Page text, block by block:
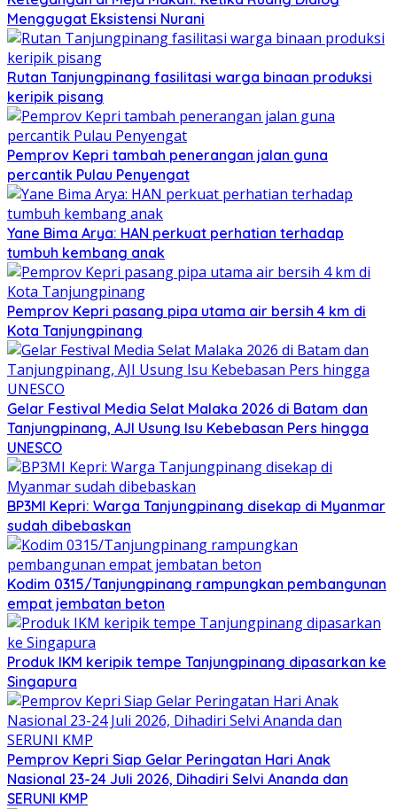
Menggugat Eksistensi Nurani
Rutan Tanjungpinang fasilitasi warga binaan produksi
keripik pisang
Pemprov Kepri tambah penerangan jalan guna
percantik Pulau Penyengat
Yane Bima Arya: HAN perkuat perhatian terhadap
tumbuh kembang anak
Pemprov Kepri pasang pipa utama air bersih 4 km di
Kota Tanjungpinang
Gelar Festival Media Selat Malaka 2026 di Batam dan
Tanjungpinang, AJI Usung Isu Kebebasan Pers hingga
UNESCO
BP3MI Kepri: Warga Tanjungpinang disekap di Myanmar
sudah dibebaskan
Kodim 0315/Tanjungpinang rampungkan pembangunan
empat jembatan beton
Produk IKM keripik tempe Tanjungpinang dipasarkan ke
Singapura
Pemprov Kepri Siap Gelar Peringatan Hari Anak
Nasional 23-24 Juli 2026, Dihadiri Selvi Ananda dan
SERUNI KMP